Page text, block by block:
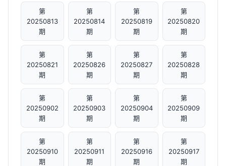
第
20250813
期
第
20250814
期
第
20250819
期
第
20250820
期
第
20250821
期
第
20250826
期
第
20250827
期
第
20250828
期
第
20250902
期
第
20250903
期
第
20250904
期
第
20250909
期
第
20250910
期
第
20250911
期
第
20250916
期
第
20250917
期